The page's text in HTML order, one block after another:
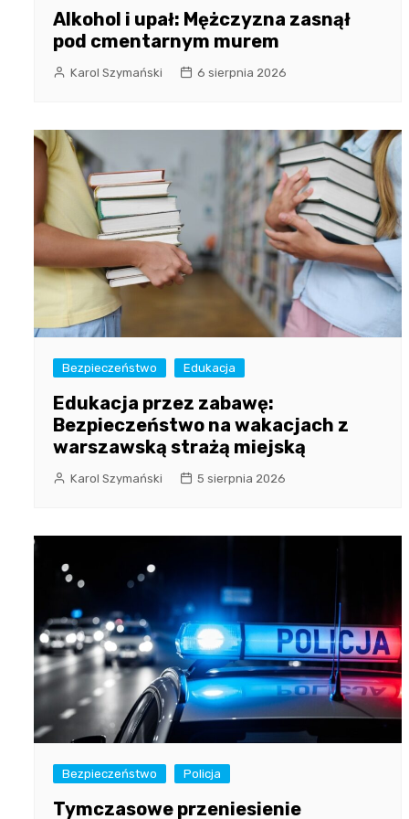
Alkohol i upał: Mężczyzna zasnął
pod cmentarnym murem
Karol Szymański 6 sierpnia 2026
Bezpieczeństwo Edukacja
Edukacja przez zabawę:
Bezpieczeństwo na wakacjach z
warszawską strażą miejską
Karol Szymański 5 sierpnia 2026
Bezpieczeństwo Policja
Tymczasowe przeniesienie